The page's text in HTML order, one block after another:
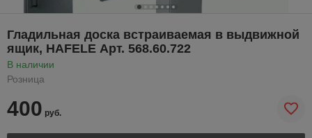
Гладильная доска встраиваемая в выдвижной
ящик, HAFELE Арт. 568.60.722
В наличии
Розница
400 руб.